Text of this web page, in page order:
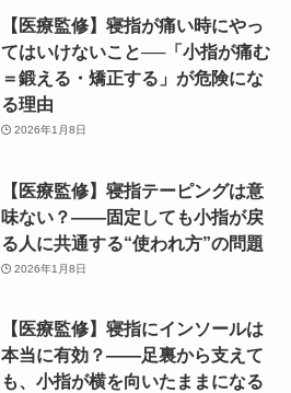
【医療監修】寝指が痛い時にやっ
てはいけないこと──「小指が痛む
＝鍛える・矯正する」が危険にな
る理由
2026年1月8日
【医療監修】寝指テーピングは意
味ない？――固定しても小指が戻
る人に共通する“使われ方”の問題
2026年1月8日
【医療監修】寝指にインソールは
本当に有効？――足裏から支えて
も、小指が横を向いたままになる